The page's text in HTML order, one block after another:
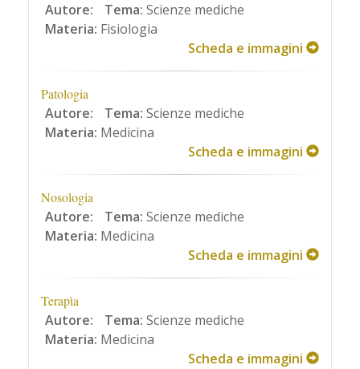
Autore: Tema: Scienze mediche
Materia: Fisiologia
Scheda e immagini
Patologia
Autore: Tema: Scienze mediche
Materia: Medicina
Scheda e immagini
Nosologia
Autore: Tema: Scienze mediche
Materia: Medicina
Scheda e immagini
Terapìa
Autore: Tema: Scienze mediche
Materia: Medicina
Scheda e immagini